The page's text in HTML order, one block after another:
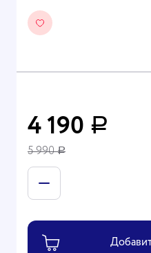
4 190 Р
5 990Р